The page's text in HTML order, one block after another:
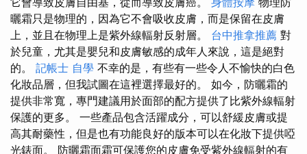
曬霜只是物理的，因為它不會吸收皮膚，而是保留在皮膚
上，並且在物理上是紫外線輻射反射層。 台中推拿推薦 對
於兒童，尤其是嬰兒和皮膚敏感的成年人來說，這是絕對
的。 記帳士 自學 不幸的是，有些有一些令人不愉快的白色
化妝品層，但我試圖在這裡選擇最好的。 如今，防曬霜的
提供非常寬，專門建議用於面部的配方提供了比紫外線輻射
保護的更多。 一些產品包含活躍成分，可以舒緩皮膚或提
高其耐藥性，但是也有功能良好的版本可以在化妝下提供啞
光錶面。 防曬霜面霜可保護您的皮膚免受紫外線輻射的有